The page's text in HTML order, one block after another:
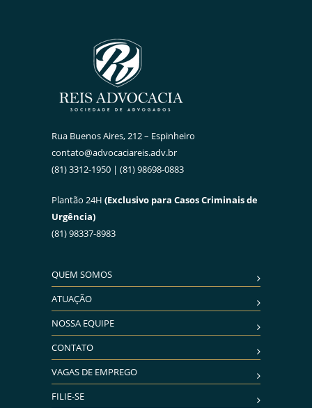
Rua Buenos Aires, 212 – Espinheiro
contato@advocaciareis.adv.br
(81) 3312-1950 | (81) 98698-0883
Plantão 24H (Exclusivo para Casos Criminais de
Urgência)
(81) 98337-8983
QUEM SOMOS
ATUAÇÃO
NOSSA EQUIPE
CONTATO
VAGAS DE EMPREGO
FILIE-SE